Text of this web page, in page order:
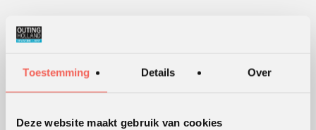
Toestemming Details Over
Deze website maakt gebruik van cookies
OUTING HOLLAND
Sinds 1991 ondersteunen we klanten bij het ontwikkelen en